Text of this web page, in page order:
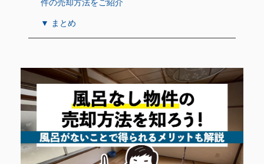
件の売却方法をご紹介
▼ まとめ